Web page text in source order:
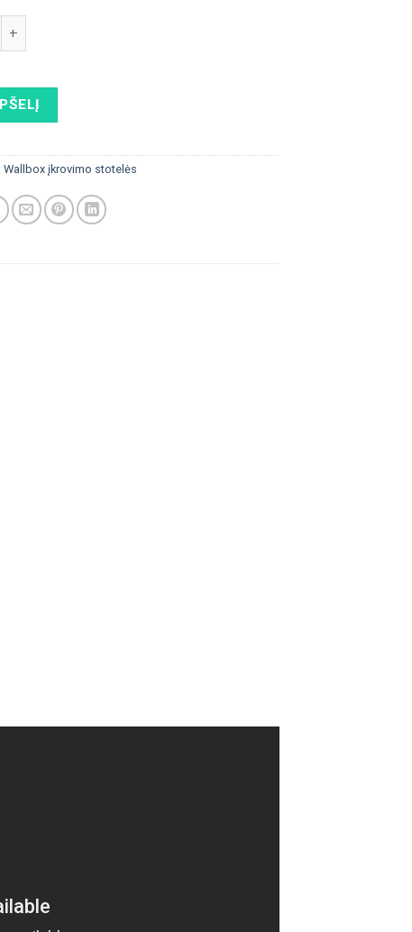
kiekis: ENSTO HOME ONE 3.7kW su 5m Type 2 kabeliu
Wallbox įkrovimo stotelės